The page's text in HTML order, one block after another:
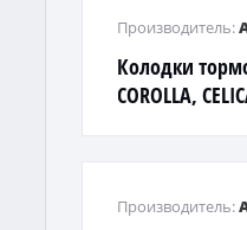
Колодки
COROLLA,
Производитель:
Производитель: